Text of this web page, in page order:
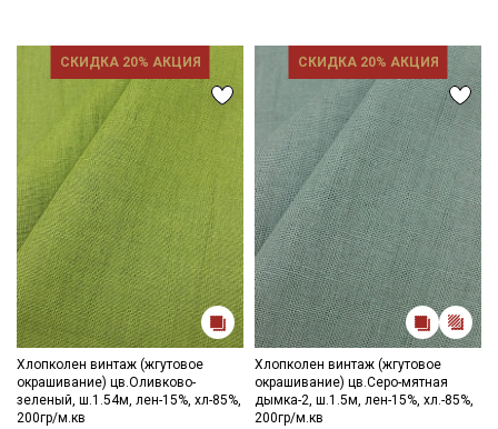
СКИДКА 20% АКЦИЯ
Хлопколен винтаж (жгутовое
окрашивание) цв.Оливково-
зеленый, ш.1.54м, лен-15%, хл-85%,
200гр/м.кв
СКИДКА 20% АКЦИЯ
Хлопколен винтаж (жгутовое
окрашивание) цв.Серо-мятная
дымка-2, ш.1.5м, лен-15%, хл.-85%,
200гр/м.кв